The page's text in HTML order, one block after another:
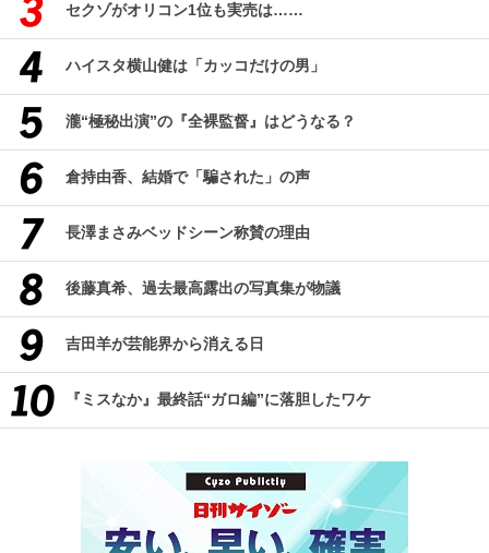
セクゾがオリコン1位も実売は……
ハイスタ横山健は「カッコだけの男」
瀧“極秘出演”の『全裸監督』はどうなる？
倉持由香、結婚で「騙された」の声
長澤まさみベッドシーン称賛の理由
後藤真希、過去最高露出の写真集が物議
吉田羊が芸能界から消える日
『ミスなか』最終話“ガロ編”に落胆したワケ